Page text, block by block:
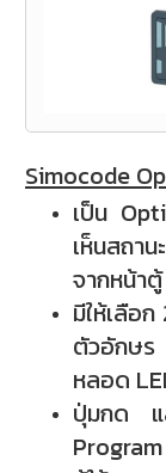
Simocode
เป็น
เห็นสถา
จากหน้า
มีให้เลือ
ตัวอักษ
หลอด
ปุ่มกด